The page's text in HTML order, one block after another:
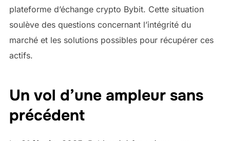
plateforme d’échange crypto Bybit. Cette situation
soulève des questions concernant l’intégrité du
marché et les solutions possibles pour récupérer ces
actifs.
Un vol d’une ampleur sans
précédent